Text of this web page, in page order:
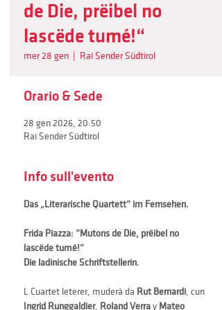
de Die, prëibel no
lascëde tumé!“
mer 28 gen Rai Sender Südtirol
Orario & Sede
28 gen 2026, 20:50
Rai Sender Südtirol
Info sull'evento
Das „Literarische Quartett“ im Fernsehen.
Frida Piazza: “Mutons de Die, prëibel no
lascëde tumé!“
Die ladinische Schriftstellerin.
L Cuartet leterer, muderà da Rut Bernardi, cun
Ingrid Runggaldier, Roland Verra y Mateo